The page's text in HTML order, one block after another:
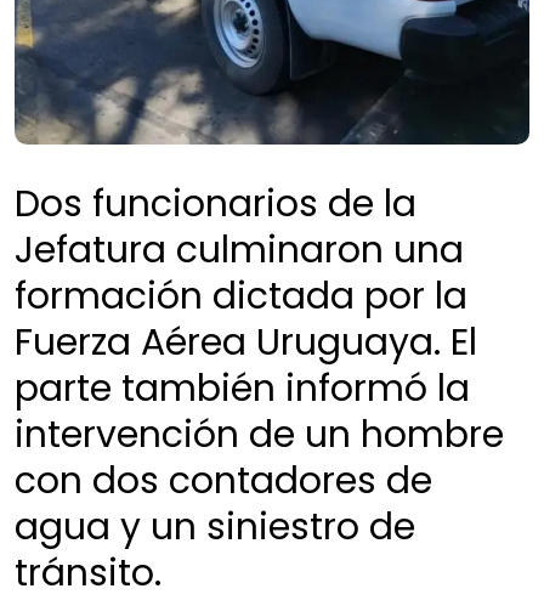
Dos funcionarios de la
Jefatura culminaron una
formación dictada por la
Fuerza Aérea Uruguaya. El
parte también informó la
intervención de un hombre
con dos contadores de
agua y un siniestro de
tránsito.